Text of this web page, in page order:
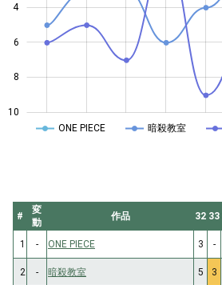
4
6
8
10
ONE PIECE 暗殺教室
#
変
動
作品 32 33
1 - ONE PIECE 3 -
2
- 暗殺教室 5 3